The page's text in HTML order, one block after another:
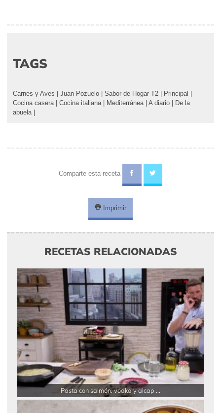
TAGS
Carnes y Aves Juan Pozuelo Sabor de Hogar T2 Principal
Cocina casera| Cocina italiana| Mediterránea| A diario
De la
abuela|
Comparte esta receta
Imprimir
RECETAS RELACIONADAS
Pasta con salmón, vodka y alcap ...